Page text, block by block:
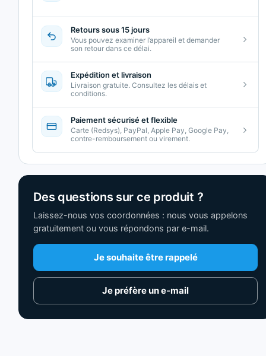
Retours sous 15 jours
Vous pouvez examiner l’appareil et demander
son retour dans ce délai.
Expédition et livraison
Livraison gratuite. Consultez les délais et
conditions.
Paiement sécurisé et flexible
Carte (Redsys), PayPal, Apple Pay, Google Pay,
contre-remboursement ou virement.
Des questions sur ce produit ?
Laissez-nous vos coordonnées : nous vous appelons
gratuitement ou vous répondons par e-mail.
Je souhaite être rappelé
Je préfère un e-mail